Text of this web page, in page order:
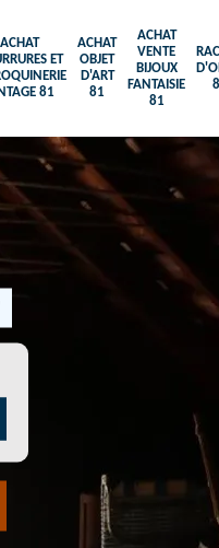
ACHAT
ET
81
ACHAT
OBJET
D'ART
81
ACHAT
VENTE
BIJOUX
FANTAISIE
81